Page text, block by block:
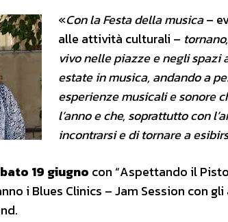
«Con la Festa della musica–
alle attività culturali –
vivo nelle piazze e negli spazi
estate in musica, andando a
esperienze musicali e sonore
l’anno e che, soprattutto con
incontrarsi e di tornare a
19 giugno con “Aspettando il
i Blues Clinics – Jam Session con